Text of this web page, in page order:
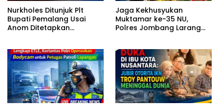
Nurkholes Ditunjuk Plt
Bupati Pemalang Usai
Anom Ditetapkan
Jaga Kekhusyukan
Muktamar ke-35 NU,
Polres Jombang Larang